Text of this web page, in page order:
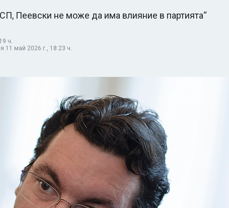
Пеевски не може да има влияние в партията“
ч.
11 май 2026 г., 18:23 ч.